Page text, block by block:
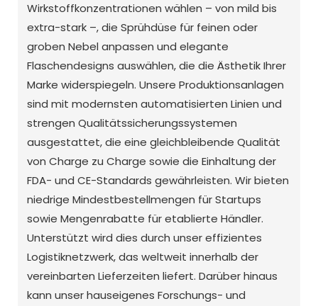
Wirkstoffkonzentrationen wählen – von mild bis
extra-stark –, die Sprühdüse für feinen oder
groben Nebel anpassen und elegante
Flaschendesigns auswählen, die die Ästhetik Ihrer
Marke widerspiegeln. Unsere Produktionsanlagen
sind mit modernsten automatisierten Linien und
strengen Qualitätssicherungssystemen
ausgestattet, die eine gleichbleibende Qualität
von Charge zu Charge sowie die Einhaltung der
FDA- und CE-Standards gewährleisten. Wir bieten
niedrige Mindestbestellmengen für Startups
sowie Mengenrabatte für etablierte Händler.
Unterstützt wird dies durch unser effizientes
Logistiknetzwerk, das weltweit innerhalb der
vereinbarten Lieferzeiten liefert. Darüber hinaus
kann unser hauseigenes Forschungs- und